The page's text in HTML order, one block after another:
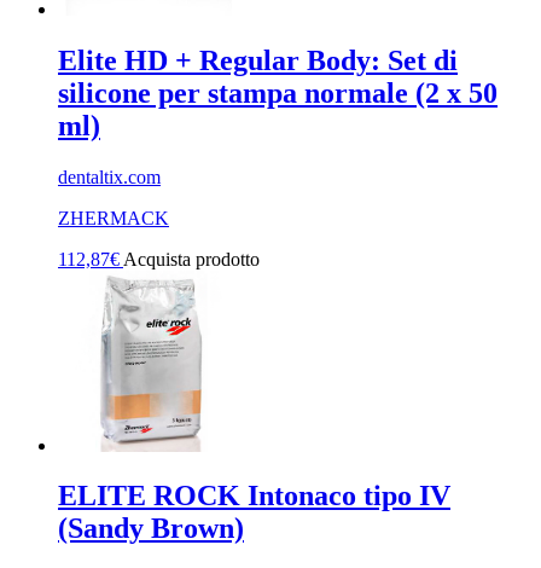
Elite HD + Regular Body: Set di
silicone per stampa normale (2 x 50
ml)
dentaltix.com
ZHERMACK
112,87€ Acquista prodotto
ELITE ROCK Intonaco tipo IV
(Sandy Brown)